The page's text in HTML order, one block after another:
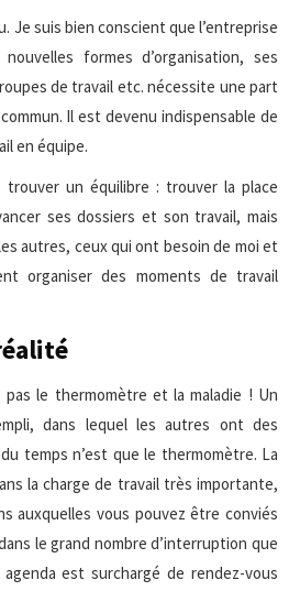
Je suis bien conscient que l’entreprise
nouvelles formes d’organisation, ses
de travail etc. nécessite une part
Il est devenu indispensable de
en équipe.
trouver un équilibre : trouver la place
ses dossiers et son travail, mais
autres, ceux qui ont besoin de moi et
organiser des moments de travail
le thermomètre et la maladie ! Un
dans lequel les autres ont des
temps n’est que le thermomètre. La
la charge de travail très importante,
auxquelles vous pouvez être conviés
le grand nombre d’interruption que
est surchargé de rendez-vous